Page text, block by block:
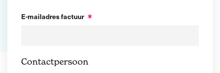
E-mailadres factuur
Contactpersoon